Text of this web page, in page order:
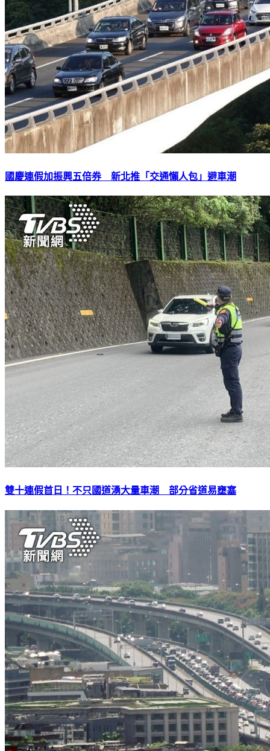
國慶連假加振興五倍券 新北推「交通懶人包」避車潮
雙十連假首日！不只國道湧大量車潮 部分省道易壅塞